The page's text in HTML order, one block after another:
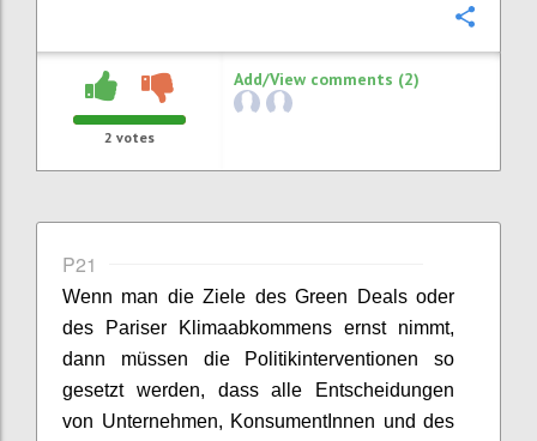
2 votes
Add/View comments (2)
P21
Wenn man die Ziele des Green Deals oder
des Pariser Klimaabkommens ernst nimmt,
dann müssen die Politikinterventionen so
gesetzt werden, dass alle Entscheidungen
von Unternehmen, KonsumentInnen und des